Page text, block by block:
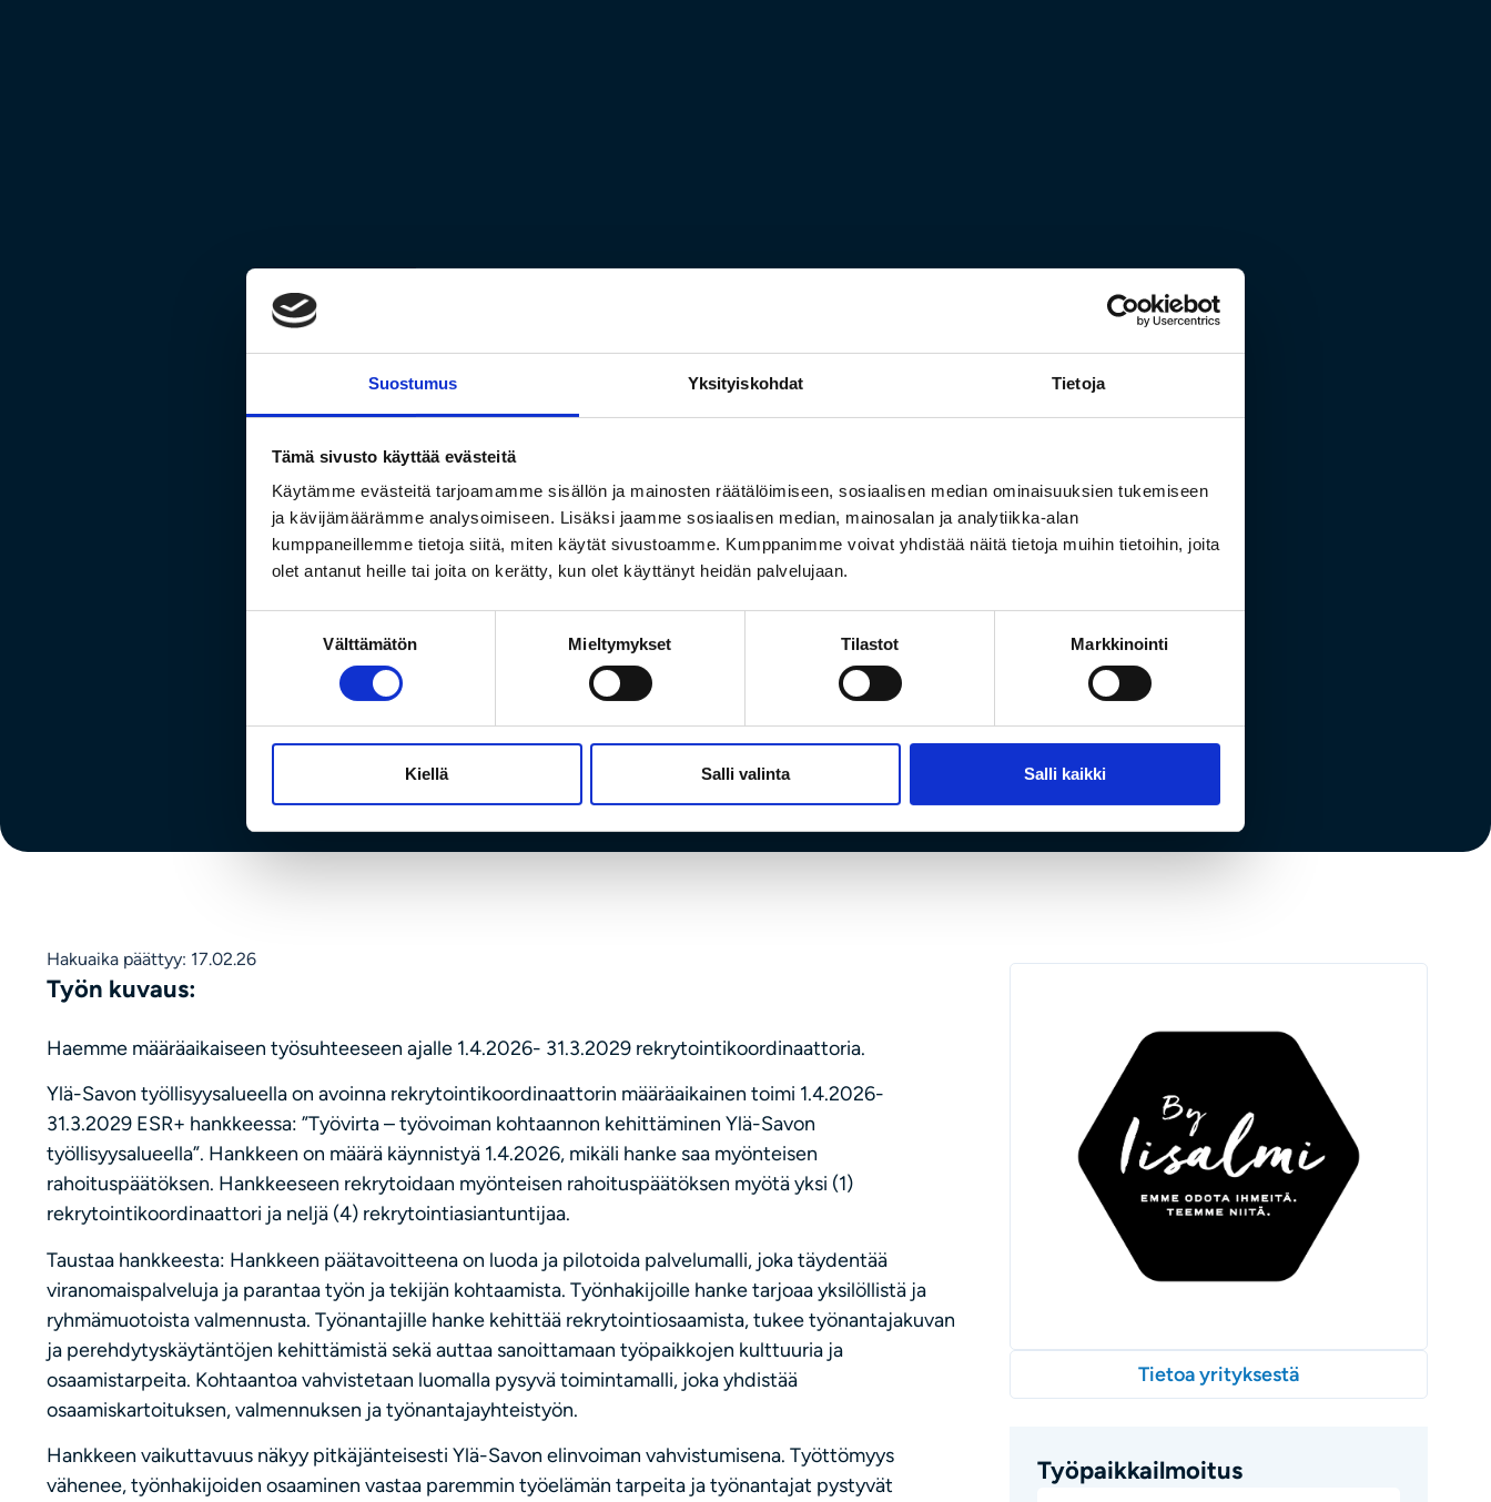
Suostumus Yksityiskohdat Tietoja
Tämä sivusto käyttää evästeitä
Käytämme evästeitä tarjoamamme sisällön ja mainosten räätälöimiseen, sosiaalisen median ominaisuuksien tukemiseen
ja kävijämäärämme analysoimiseen. Lisäksi jaamme sosiaalisen median, mainosalan ja analytiikka-alan
kumppaneillemme tietoja siitä, miten käytät sivustoamme. Kumppanimme voivat yhdistää näitä tietoja muihin tietoihin, joita
olet antanut heille tai joita on kerätty, kun olet käyttänyt heidän palvelujaan.
Välttämätön Mieltymykset Tilastot Markkinointi
Kiellä Salli valinta Salli kaikki
Rekrytointikoordinaattori
Rekrytointikoordinaattori
Hakuaika päättyy: 17.02.26
Työn kuvaus:
Haemme määräaikaiseen työsuhteeseen ajalle 1.4.2026- 31.3.2029 rekrytointikoordinaattoria.
Ylä-Savon työllisyysalueella on avoinna rekrytointikoordinaattorin määräaikainen toimi 1.4.2026-
31.3.2029 ESR+ hankkeessa: ”Työvirta – työvoiman kohtaannon kehittäminen Ylä-Savon
työllisyysalueella”. Hankkeen on määrä käynnistyä 1.4.2026, mikäli hanke saa myönteisen
rahoituspäätöksen. Hankkeeseen rekrytoidaan myönteisen rahoituspäätöksen myötä yksi (1)
rekrytointikoordinaattori ja neljä (4) rekrytointiasiantuntijaa.
Taustaa hankkeesta: Hankkeen päätavoitteena on luoda ja pilotoida palvelumalli, joka täydentää
viranomaispalveluja ja parantaa työn ja tekijän kohtaamista. Työnhakijoille hanke tarjoaa yksilöllistä ja
ryhmämuotoista valmennusta. Työnantajille hanke kehittää rekrytointiosaamista, tukee työnantajakuvan
ja perehdytyskäytäntöjen kehittämistä sekä auttaa sanoittamaan työpaikkojen kulttuuria ja
osaamistarpeita. Kohtaantoa vahvistetaan luomalla pysyvä toimintamalli, joka yhdistää
osaamiskartoituksen, valmennuksen ja työnantajayhteistyön.
Hankkeen vaikuttavuus näkyy pitkäjänteisesti Ylä-Savon elinvoiman vahvistumisena. Työttömyys
vähenee, työnhakijoiden osaaminen vastaa paremmin työelämän tarpeita ja työnantajat pystyvät
Tietoa yrityksestä
Työpaikkailmoitus